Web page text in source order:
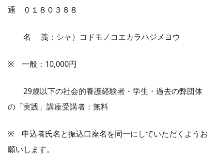
通 ０１８０３８８
名 義：シャ）コドモノコエカラハジメヨウ
※ 一般：10,000円
29歳以下の社会的養護経験者・学生・過去の弊団体
の「実践」講座受講者：無料
※ 申込者氏名と振込口座名を同一にしていただくようお
願いします。